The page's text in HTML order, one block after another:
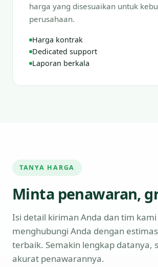
harga yang disesuaikan untuk
perusahaan.
Harga kontrak
Dedicated support
Laporan berkala
TANYA HARGA
Minta penawaran,
Isi detail kiriman Anda dan tim
menghubungi Anda dengan
terbaik. Semakin lengkap datanya,
akurat penawarannya.